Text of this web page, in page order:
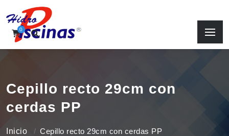
0
Cepillo recto 29cm con
cerdas PP
Inicio Cepillo recto 29cm con cerdas PP